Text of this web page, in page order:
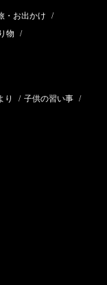
・お出かけ /
物 /
り / 子供の習い事 /